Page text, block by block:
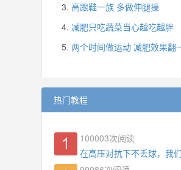
高跟鞋一族 多做伸腿操
减肥只吃蔬菜当心越吃越胖
两个时间做运动 减肥效果翻
热门教程
100003次阅读
在高压对抗下不丢球，我